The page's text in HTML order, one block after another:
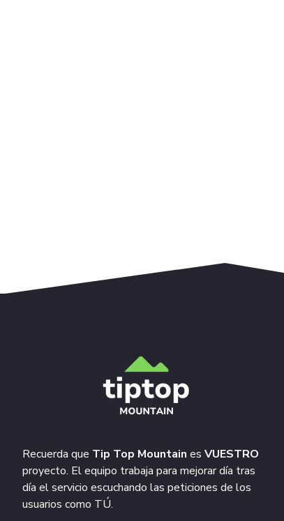
Recuerda que Tip Top Mountain es VUESTRO
proyecto. El equipo trabaja para mejorar día tras
día el servicio escuchando las peticiones de los
usuarios como TÚ.